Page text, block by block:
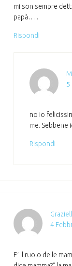
mi son sempre
papà…..
Rispondi
5
no io
me.
Rispondi
4
E’ il ruolo delle